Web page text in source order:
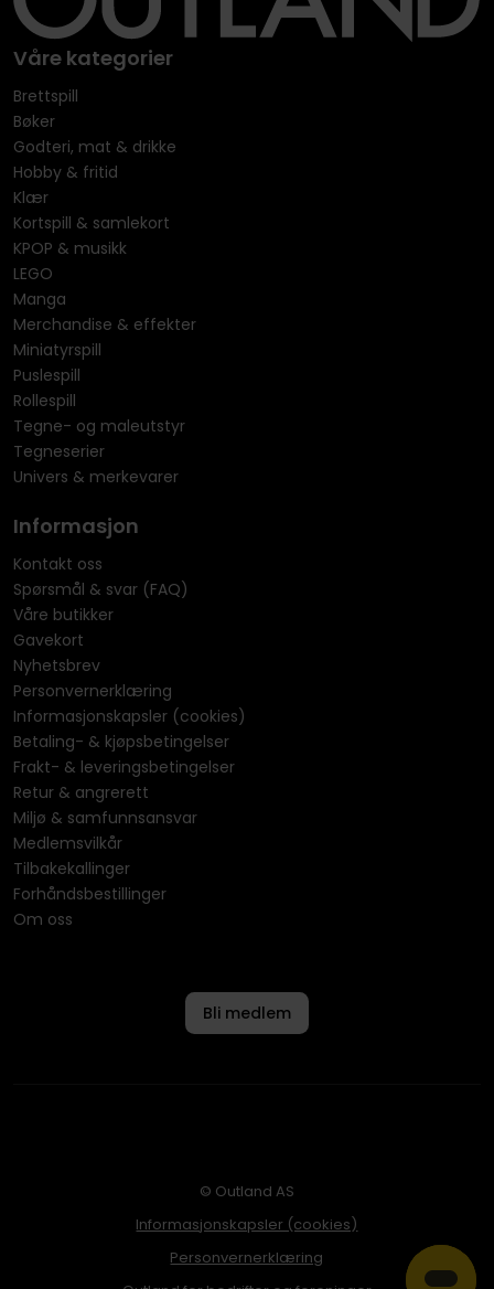
Våre kategorier
Brettspill
Bøker
Godteri, mat & drikke
Hobby & fritid
Klær
Kortspill & samlekort
KPOP & musikk
LEGO
Manga
Merchandise & effekter
Miniatyrspill
Puslespill
Rollespill
Tegne- og maleutstyr
Tegneserier
Univers & merkevarer
Informasjon
Kontakt oss
Spørsmål & svar (FAQ)
Våre butikker
Gavekort
Nyhetsbrev
Personvernerklæring
Informasjonskapsler (cookies)
Betaling- & kjøpsbetingelser
Frakt- & leveringsbetingelser
Retur & angrerett
Miljø & samfunnsansvar
Medlemsvilkår
Tilbakekallinger
Forhåndsbestillinger
Om oss
Bli medlem
© Outland AS
Informasjonskapsler (cookies)
Personvernerklæring